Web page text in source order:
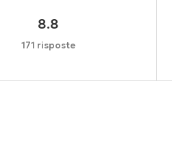
8.8
171 risposte